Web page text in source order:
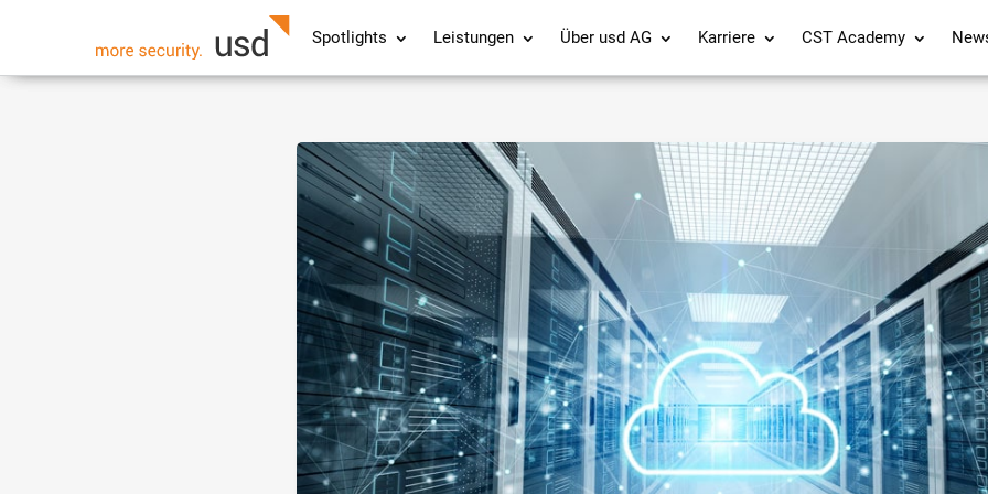
Spotlights Leistungen Über usd AG Karriere CST Academy